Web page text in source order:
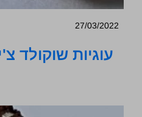
27/03/2022
עוגיות שוקולד